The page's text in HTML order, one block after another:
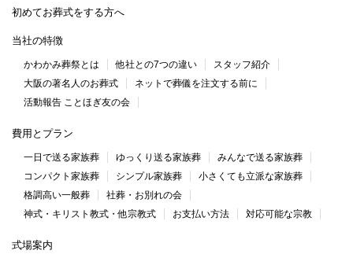
初めてお葬式をする方へ
当社の特徴
かわかみ葬祭とは 他社との7つの違い
スタッフ紹介
大阪の著名人のお葬式
ネットで葬儀を注文する前に
活動報告 ことほぎ友の会
費用とプラン
一日で送る家族葬 ゆっくり送る家族葬
みんなで送る家族葬
コンパクト家族葬
シンプル家族葬
小さくても立派な家族葬
格調高い一般葬
社葬・お別れの会
神式・キリスト教式・他宗教式
お支払い方法 対応可能な宗教
式場案内